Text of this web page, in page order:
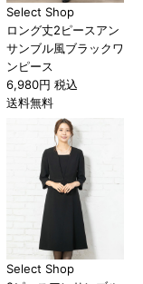
Select Shop
ロング丈2ピースアン
サンブル風ブラックワ
ンピース
6,980円 税込
送料無料
Select Shop